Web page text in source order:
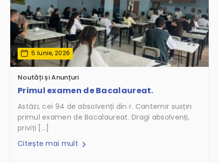
5 Iunie, 2026
Noutăți și Anunțuri
Primul examen de Bacalaureat.
Astăzi, cei 94 de absolvenți din r. Cantemir susțin
primul examen de Bacalaureat. Dragi absolvenți,
priviți […]
Citește mai mult